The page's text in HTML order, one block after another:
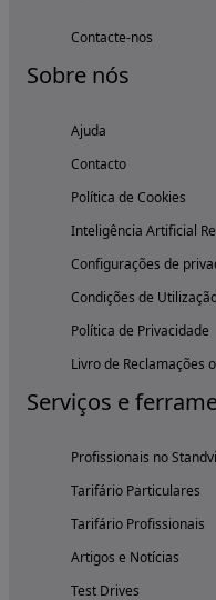
Contacte-nos
Sobre nós
Ajuda
Contacto
Política de Cookies
Inteligência Artificial
Configurações de
Condições de
Política de Privacidade
Livro de Reclamações
Serviços e
Profissionais no
Tarifário Particulares
Tarifário Profissionais
Artigos e Notícias
Test Drives